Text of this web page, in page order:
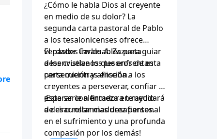
¿Cómo le habla Dios al creyente
en medio de su dolor? La
segunda carta pastoral de Pablo
a los tesalonicenses ofrece
verdades invaluables para guiar
a los cristianos que enfrentan
persecución y aflicción.
El pastor Carlos A. Zazueta
desenvuelve los tesoros de esta
carta mientras enseña a los
creyentes a perseverar, confiar y
esperar con firmeza en medio
de circunstancias desafiantes.
¡Esta serie alentadora te ayudará
a desarrollar madurez personal
en el sufrimiento y una profunda
compasión por los demás!